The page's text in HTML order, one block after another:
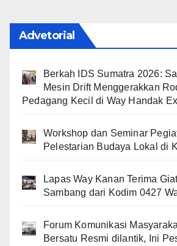
Advetorial
Berkah IDS Sumatra 2026:
Mesin Drift Menggerakkan
Pedagang Kecil di Way Handak
Workshop dan Seminar
Pelestarian Budaya Lokal di
Lapas Way Kanan Terima
Sambang dari Kodim 0427
Forum Komunikasi
Bersatu Resmi dilantik, Ini